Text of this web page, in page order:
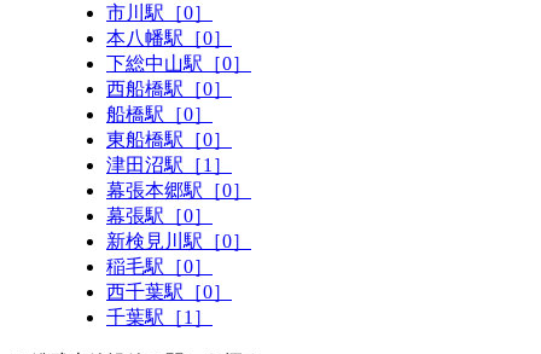
市川駅［0］
本八幡駅［0］
下総中山駅［0］
西船橋駅［0］
船橋駅［0］
東船橋駅［0］
津田沼駅［1］
幕張本郷駅［0］
幕張駅［0］
新検見川駅［0］
稲毛駅［0］
西千葉駅［0］
千葉駅［1］